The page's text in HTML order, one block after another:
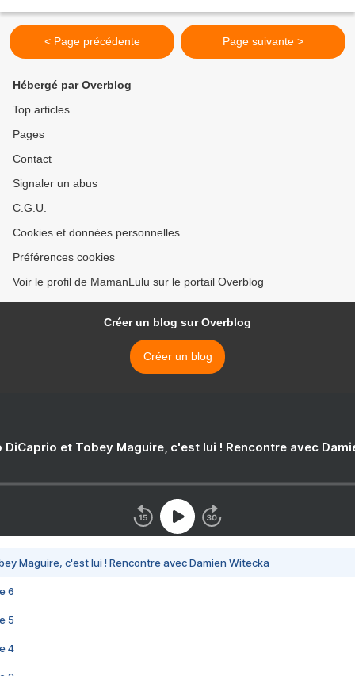
< Page précédente Page suivante >
Hébergé par Overblog
Top articles
Pages
Contact
Signaler un abus
C.G.U.
Cookies et données personnelles
Préférences cookies
Voir le profil de MamanLulu sur le portail Overblog
Créer un blog sur Overblog
Créer un blog
DiCaprio et Tobey Maguire, c'est lui ! Rencontre avec
Maguire, c'est lui ! Rencontre avec Damien Witecka
6
5
4